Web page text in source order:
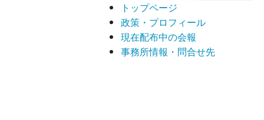
トップページ
政策・プロフィール
現在配布中の会報
事務所情報・問合せ先